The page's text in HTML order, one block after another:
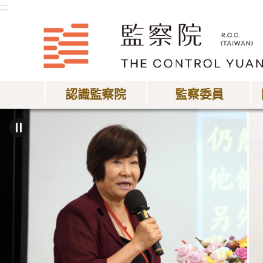
:::
認識監察院 監察委員